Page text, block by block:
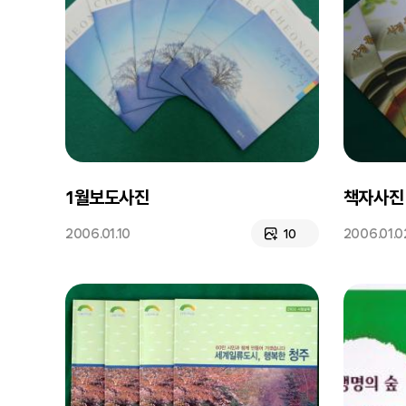
1월보도사진
2006.01.10 10
책자사진